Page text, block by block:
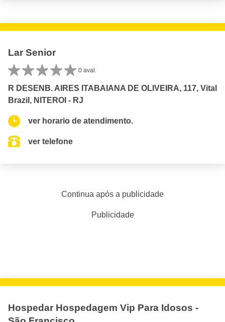
Lar Senior
0 aval.
R DESENB. AIRES ITABAIANA DE OLIVEIRA, 117, Vital
Brazil, NITEROI - RJ
ver horario de atendimento.
ver telefone
Continua após a publicidade
Publicidade
Hospedar Hospedagem Vip Para Idosos -